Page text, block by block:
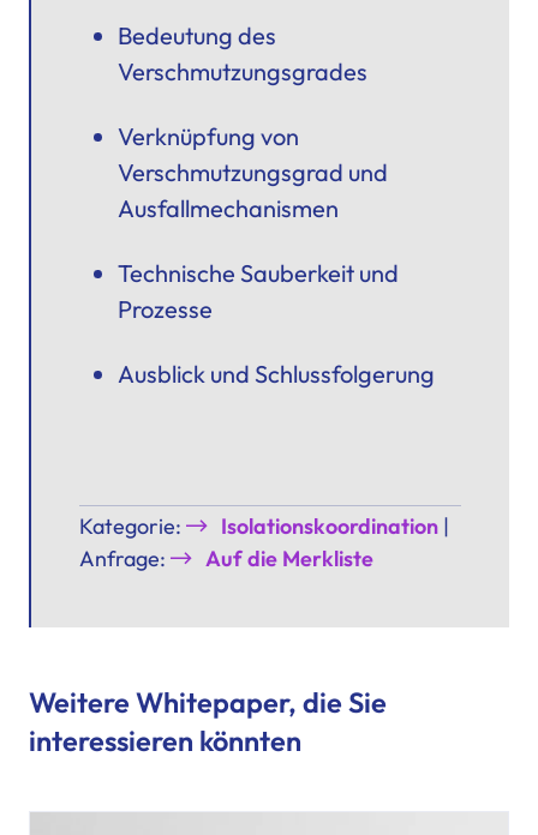
Bedeutung des
Verschmutzungsgrades
Verknüpfung von
Verschmutzungsgrad und
Ausfallmechanismen
Technische Sauberkeit und
Prozesse
Ausblick und Schlussfolgerung
Kategorie: Isolationskoordination|
Anfrage:
Auf die Merkliste
Weitere Whitepaper, die Sie
interessieren könnten